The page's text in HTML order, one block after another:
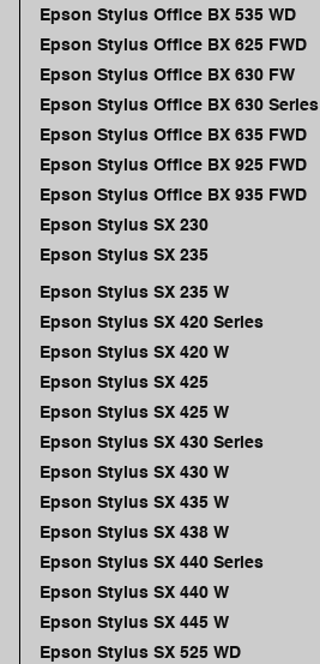
Epson Stylus Office BX 535 WD
Epson Stylus Office BX 625 FWD
Epson Stylus Office BX 630 FW
Epson Stylus Office BX 630 Series
Epson Stylus Office BX 635 FWD
Epson Stylus Office BX 925 FWD
Epson Stylus Office BX 935 FWD
Epson Stylus SX 230
Epson Stylus SX 235
Epson Stylus SX 235 W
Epson Stylus SX 420 Series
Epson Stylus SX 420 W
Epson Stylus SX 425
Epson Stylus SX 425 W
Epson Stylus SX 430 Series
Epson Stylus SX 430 W
Epson Stylus SX 435 W
Epson Stylus SX 438 W
Epson Stylus SX 440 Series
Epson Stylus SX 440 W
Epson Stylus SX 445 W
Epson Stylus SX 525 WD